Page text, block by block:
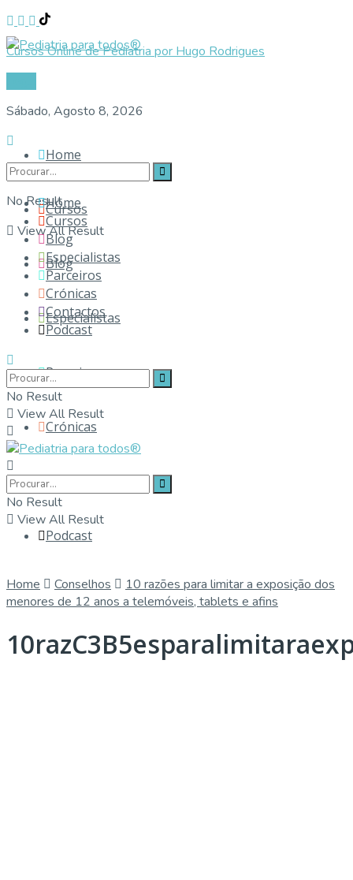
Cursos Online de Pediatria por Hugo Rodrigues
Sábado, Agosto 8, 2026
No Result
View All Result
Home
Cursos
Blog
Especialistas
Parceiros
Crónicas
Contactos
Podcast
Home
Cursos
Blog
Especialistas
Parceiros
Crónicas
Contactos
Podcast
No Result
View All Result
No Result
View All Result
Home Conselhos
10 razões para limitar a exposição dos
menores de 12 anos a telemóveis, tablets e afins